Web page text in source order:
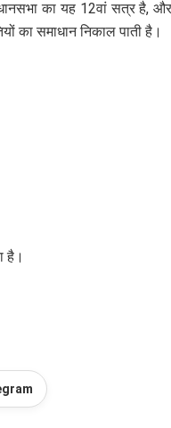
का यह 12वां सत्र है,
का समाधान निकाल पाती है।
है।